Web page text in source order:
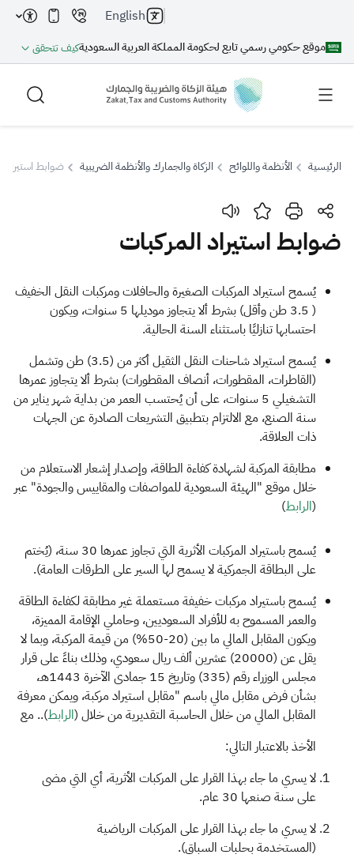
موقع حكومي رسمي تابع لحكومة المملكة العربية السعوديةكيف تتحقق
English
بحث
اقتراحات
الزكاة الجمارك
ضريبة القيمة المضافة
الإقرار الضريبي
التصرفات العقارية
الرئيسية الأنظمة واللوائح الزكاة والجمارك والأنظمة الضريبية ضوابط استيراد
ضوابط استيراد المركبات
​​​​يُسمح استيراد المركبات الصغيرة والحافلات ومركبات النقل الخفيف
( 3.5 طن وأقل) بشرط ألا يتجاوز موديلها 5 سنوات، ويكون
احتسابها تنازليًا باستثناء السنة الحالية.
يُسمح استيراد شاحنات النقل الثقيل أكثر من (3.5) طن وتشمل
(القاطرات، المقطورات، أنصاف المقطورات) بشرط ألا يتجاوز عمرها
التشغيلي 5 سنوات، على أن يُحتسب العمر من بداية شهر يناير من
سنة الصنع، مع الالتزام بتطبيق التشريعات الصادرة عن الجهات
ذات العلاقة.
مطابقة المركبة لشهادة كفاءة الطاقة، وإصدار إشعار الاستعلام من
خلال موقع "الهيئة السعودية للمواصفات والمقاييس والجودة" عبر
(الرابط​)
يُسمح باستيراد المركبات الأثرية التي تجاوز عمرها 30 سنة، (يُختم
على البطاقة الجمركية لا يسمح لها السير على الطرقات العامة).
يُسمح باستيراد​ مركبات خفيفة مستعملة غير مطابقة لكفاءة الطاقة
والعمر المسموح به للأفراد السعوديين، وحاملي الإقامة المميزة،
ويكون المقابل المالي ما بين (20-50%) من قيمة المركبة، وبما لا
يقل عن (20000) عشرين ألف ريال سعودي، وذلك بناءً على قرار
مجلس الوزراء رقم (335) وتاريخ 15 جمادى الآخرة 1443هـ،
بشأن فرض مقابل مالي باسم "مقابل استيراد مركبة، ويمكن معرفة
المقابل المالي من خلال الحاسبة التقديرية من خلال (الرابط​).. مع
الأخذ بالاعتبار التالي:
لا يسري ما جاء بهذا القرار على المركبات الأثرية، أي التي مضى
على سنة صنعها 30 عام.
لا يسري ما جاء بهذا القرار على المركبات الرياضية
(المستخدمة بحلبات السباق).